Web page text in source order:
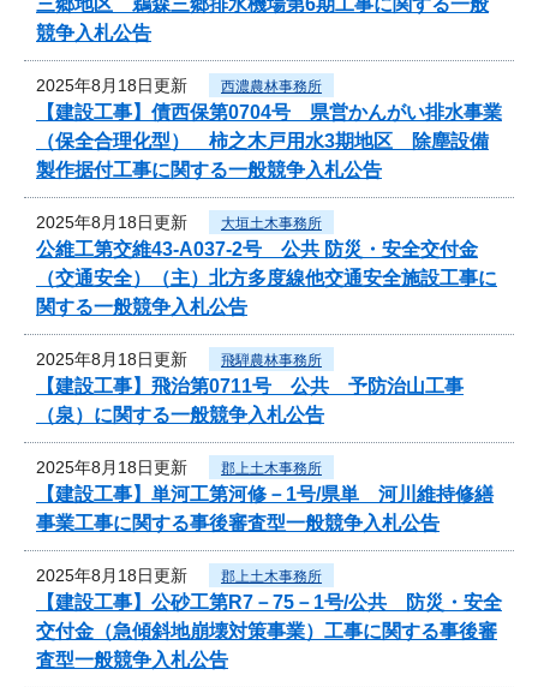
競争入札公告
2025年8月18日更新 西濃農林事務所
【建設工事】債西保第0704号 県営かんがい排水事業
（保全合理化型） 柿之木戸用水3期地区 除塵設備
製作据付工事に関する一般競争入札公告
2025年8月18日更新 大垣土木事務所
公維工第交維43-A037-2号 公共 防災・安全交付金
（交通安全）（主）北方多度線他交通安全施設工事に
関する一般競争入札公告
2025年8月18日更新 飛騨農林事務所
【建設工事】飛治第0711号 公共 予防治山工事
（泉）に関する一般競争入札公告
2025年8月18日更新 郡上土木事務所
【建設工事】単河工第河修－1号/県単 河川維持修繕
事業工事に関する事後審査型一般競争入札公告
2025年8月18日更新 郡上土木事務所
【建設工事】公砂工第R7－75－1号/公共 防災・安全
交付金（急傾斜地崩壊対策事業）工事に関する事後審
査型一般競争入札公告